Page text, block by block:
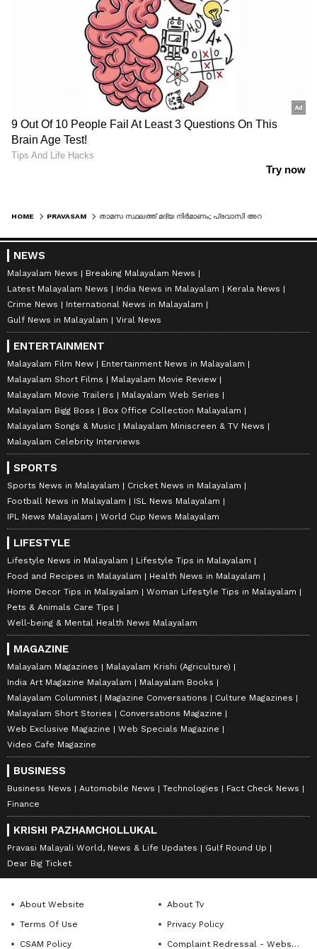
HOME PRAVASAM
NEWS
Malayalam News
Breaking Malayalam News
Latest Malayalam News
India News in Malayalam
Kerala News
Crime News
International News in Malayalam
Gulf News in Malayalam
Viral News
ENTERTAINMENT
Malayalam Film New
Entertainment News in Malayalam
Malayalam Short Films
Malayalam Movie Review
Malayalam Movie Trailers
Malayalam Web Series
Malayalam Bigg Boss
Box Office Collection Malayalam
Malayalam Songs & Music
Malayalam Miniscreen & TV News
Malayalam Celebrity Interviews
SPORTS
Sports News in Malayalam
Cricket News in Malayalam
Football News in Malayalam
ISL News Malayalam
IPL News Malayalam
World Cup News Malayalam
LIFESTYLE
Lifestyle News in Malayalam
Lifestyle Tips in Malayalam
Food and Recipes in Malayalam
Health News in Malayalam
Home Decor Tips in Malayalam
Woman Lifestyle Tips in Malayalam
Pets & Animals Care Tips
Well-being & Mental Health News Malayalam
MAGAZINE
Malayalam Magazines
Malayalam Krishi (Agriculture)
India Art Magazine Malayalam
Malayalam Books
Malayalam Columnist
Magazine Conversations
Culture Magazines
Malayalam Short Stories
Conversations Magazine
Web Exclusive Magazine
Web Specials Magazine
Video Cafe Magazine
BUSINESS
Business News Automobile News Technologies
Fact Check News
Finance
KRISHI PAZHAMCHOLLUKAL
Pravasi Malayali World, News & Life Updates
Gulf Round Up
Dear Big Ticket
About Website
About Tv
Terms Of Use
Privacy Policy
CSAM Policy
Complaint Redressal - Website